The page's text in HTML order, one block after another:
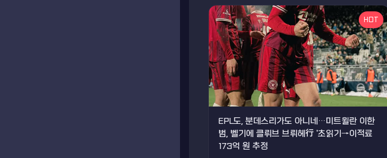
HOT
EPL도, 분데스리가도 아니네…미트윌란 이한
범, 벨기에 클뤼브 브뤼헤行 '초읽기→이적료
173억 원 추정